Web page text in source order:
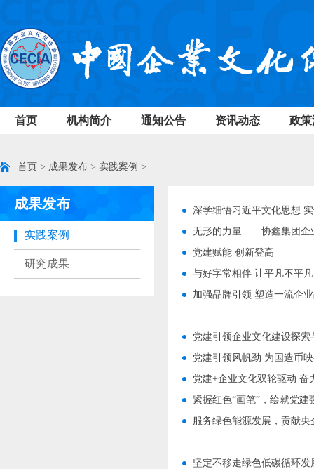
首页 机构简介 通知公告 资讯动态 政
首页 > 成果发布 > 实践案例 >
成果发布
实践案例
研究成果
深学细悟习近平文化思想
无形的力量——协鑫集团企
党建赋能 创新登高
与好字常相伴 让平凡不平
加强品牌引领 塑造一流企
党建引领企业文化建设探索
党建引领风帆劲 为国造币
党建+企业文化双轮驱动 奋
紧握红色“画笔”，绘就党建
服务绿色能源发展，贡献央
坚定不移走绿色低碳循环